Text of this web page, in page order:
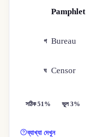
Pamphlet
গ Bureau
ঘ Censor
সঠিক 51% ভুল 3%
ব্যাখ্যা দেখুন